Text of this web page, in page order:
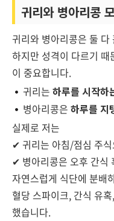
귀리와 병아리콩
귀리와 병아리콩은 둘
하지만 성격이 다르기 때
이 중요합니다.
귀리는하루를 시작하
병아리콩은하루를 지
실제로 저는
✔ 귀리는 아침/점심 주
✔ 병아리콩은 오후 간식
자연스럽게 식단에 분배
혈당 스파이크, 간식 유
했습니다.